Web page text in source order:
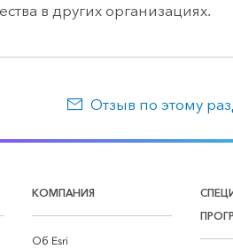
в других организациях.
Отзыв по этому
КОМПАНИЯ
Об Esri